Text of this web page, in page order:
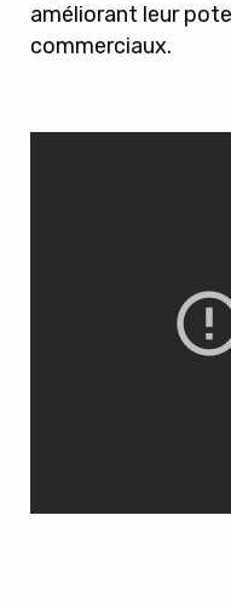
améliorant leur
commerciaux.